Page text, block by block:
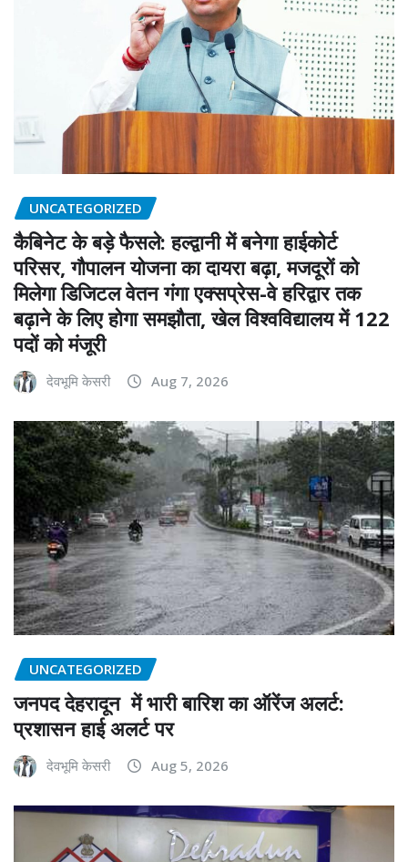
UNCATEGORIZED
कैबिनेट के बड़े फैसले: हल्द्वानी में बनेगा हाईकोर्ट
परिसर, गौपालन योजना का दायरा बढ़ा, मजदूरों को
मिलेगा डिजिटल वेतन गंगा एक्सप्रेस-वे हरिद्वार तक
बढ़ाने के लिए होगा समझौता, खेल विश्वविद्यालय में 122
पदों को मंजूरी
देवभूमि केसरी Aug 7, 2026
UNCATEGORIZED
जनपद देहरादून में भारी बारिश का ऑरेंज अलर्ट:
प्रशासन हाई अलर्ट पर
देवभूमि केसरी Aug 5, 2026